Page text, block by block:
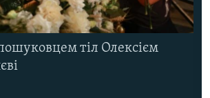
тіл Олексієм